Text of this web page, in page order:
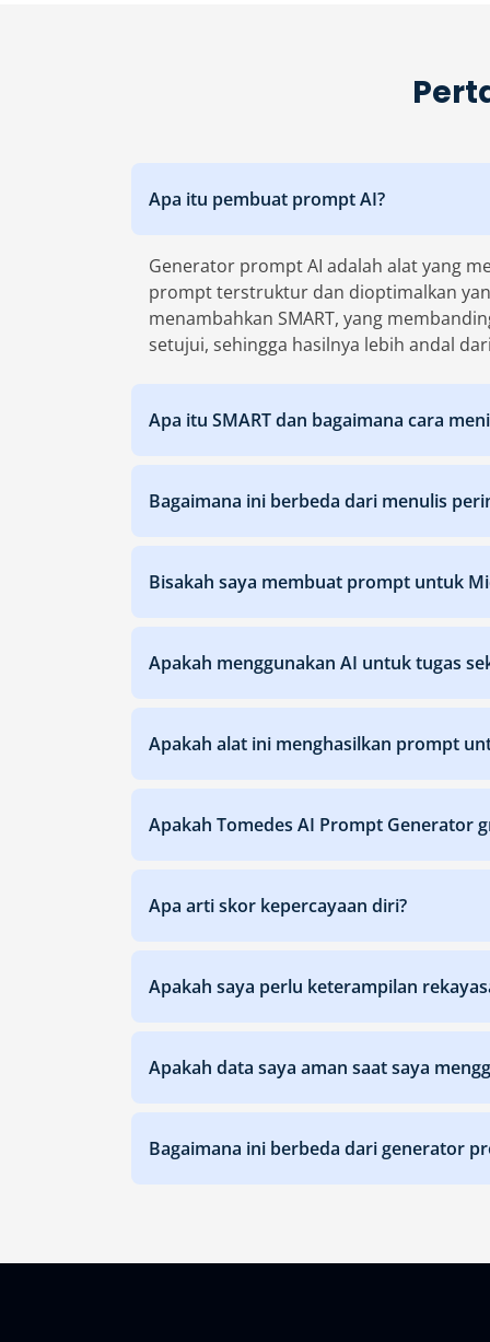
Apa itu pembuat prompt AI?
Generator prompt AI adalah alat yang
prompt terstruktur dan dioptimalkan
menambahkan SMART, yang
setujui, sehingga hasilnya lebih andal
Apa itu SMART dan bagaimana cara
Bagaimana ini berbeda dari menulis
Bisakah saya membuat prompt untuk
Apakah menggunakan AI untuk tugas
Apakah alat ini menghasilkan prompt
Apakah Tomedes AI Prompt Generator
Apa arti skor kepercayaan diri?
Apakah saya perlu keterampilan
Apakah data saya aman saat saya
Bagaimana ini berbeda dari generator